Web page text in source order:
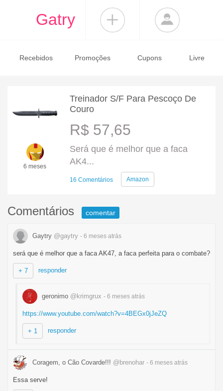
Gatry
Recebidos Promoções Cupons Livre
6 meses
Treinador S/F Para Pescoço De
Couro
R$ 57,65
Será que é melhor que a faca
AK4...
16 Comentários Amazon
Comentários comentar
Gaytry @gaytry - 6 meses atrás
será que é melhor que a faca AK47, a faca perfeita para o combate?
+ 7 responder
geronimo @krimgrux - 6 meses atrás
https://www.youtube.com/watch?v=4BEGx0jJeZQ
+ 1 responder
Coragem, o Cão Covarde!!! @brenohar - 6 meses atrás
Essa serve!